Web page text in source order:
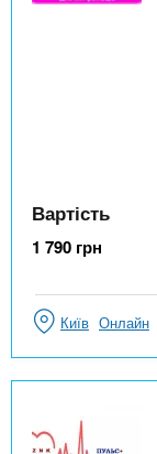
Вартість
1 790 грн
Київ Онлайн